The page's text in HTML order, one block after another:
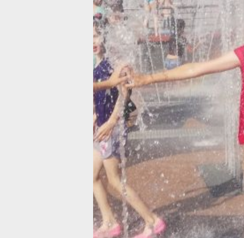
сообщает пресс-служба главного
управления МЧС России по Хабаровскому
краю.
Жителям рекомендуют жителям
соблюдать меры предосторожности
во избежание тепловых ударов и других
последствий перегрева. В первую очередь
необходимо поддерживать водный
баланс, выпивая небольшими порциями
чистую воду, несладкий чай
или прохладные негазированные напитки,
избегая при этом лечебной минеральной
воды и алкоголя.
Выходя на улицу, следует надевать
свободную светлую одежду
из натуральных тканей и обязательно
использовать головной убор. В
помещениях рекомендуется проводить
влажную уборку и осторожно
пользоваться кондиционером, избегая
резких перепадов температур.
Для охлаждения организма полезны
водные процедуры — душ или обтирания
водой комнатной температуры. Диетологи
советуют в жару отдавать предпочтение